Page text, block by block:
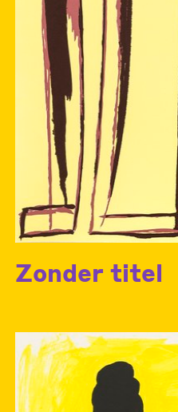
Zonder titel